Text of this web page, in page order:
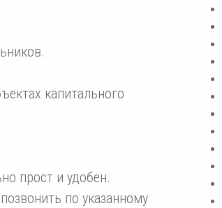
капитального
прост и удобен.
по указанному